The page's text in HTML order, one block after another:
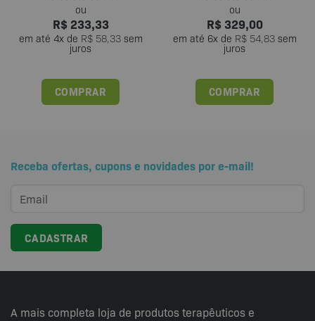
R$233,33
em até 4x de R$58,33sem
juros
COMPRAR
R$329,00
em até 6x de R$54,83sem
juros
COMPRAR
Receba ofertas, cupons e novidades por e-mail!
A mais completa loja de produtos terapêuticos e